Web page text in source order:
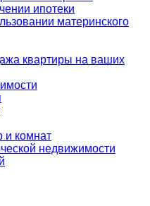
ипотеки
материнского
квартиры на ваших
и комнат
недвижимости